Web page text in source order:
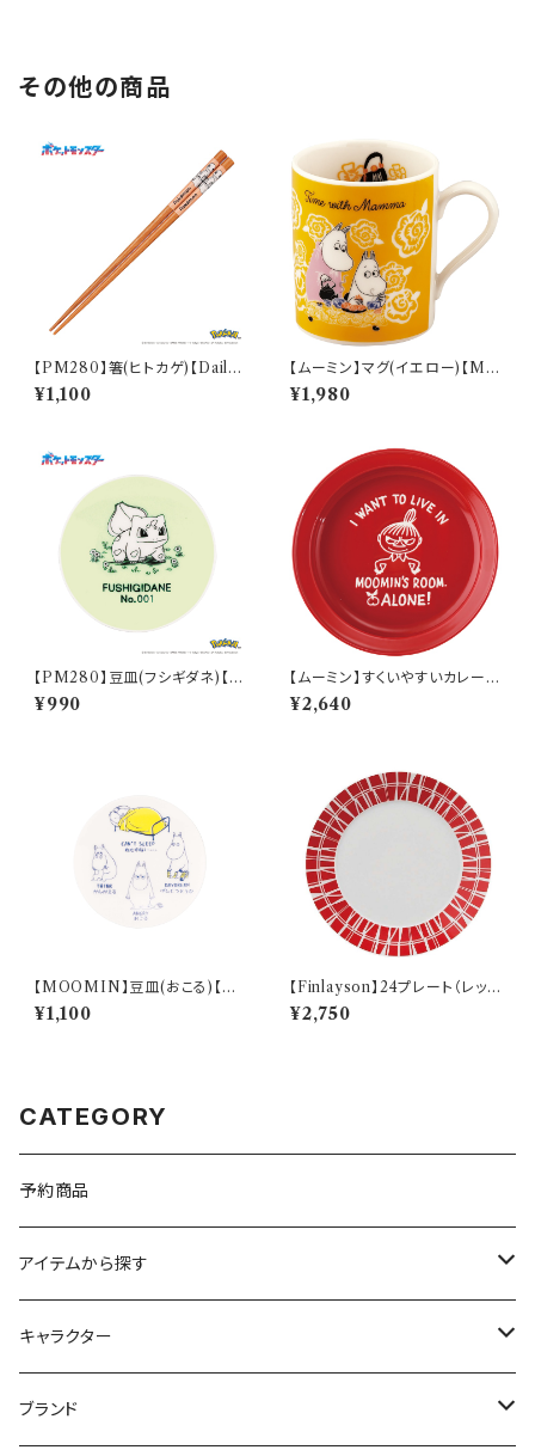
その他の商品
【PM280】箸(ヒトカゲ)【Daily
Sketch】PM282-840
¥1,100
【ムーミン】マグ(イエロー)【M
M9500】MM9501-11
¥1,980
【PM280】豆皿(フシギダネ)【D
aily Sketch】PM281-333
¥990
【ムーミン】すくいやすいカレー皿
（リトルミィ）【MM9000】MM
9002-320
¥2,640
【MOOMIN】豆皿(おこる)【M
M14000】MM14003-333
¥1,100
【Finlayson】24プレート（レッ
ド）【コロナ】
¥2,750
CATEGORY
予約商品
アイテムから探す
九谷焼
マグ＆カップ
キャラクター
ムーミン
ブランド